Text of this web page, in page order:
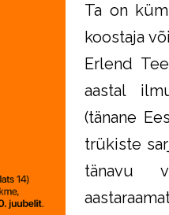
Ta on
koostaja
Erlend
aastal
(tänane
trükiste
tänavu